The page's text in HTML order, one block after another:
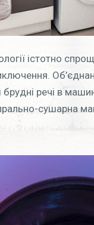
істотно
речі в
сушарна